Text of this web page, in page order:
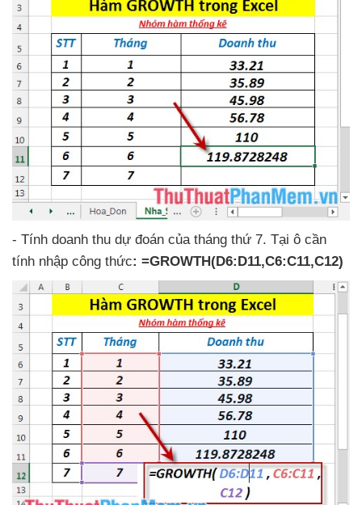
- Tính doanh thu dự đoán của tháng thứ 7. Tại ô cần
tính nhập công thức: =GROWTH(D6:D11,C6:C11,C12)